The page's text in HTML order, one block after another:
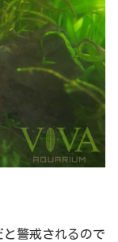
警戒されるので